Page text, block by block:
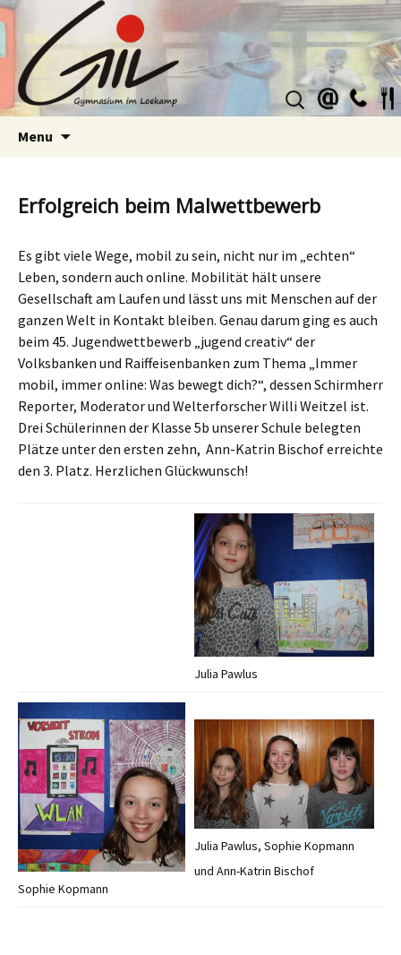
Suchen
nach:
Menu
Erfolgreich beim Malwettbewerb
Es gibt viele Wege, mobil zu sein, nicht nur im „echten“
Leben, sondern auch online. Mobilität hält unsere
Gesellschaft am Laufen und lässt uns mit Menschen auf der
ganzen Welt in Kontakt bleiben. Genau darum ging es auch
beim 45. Jugendwettbewerb „jugend creativ“ der
Volksbanken und Raiffeisenbanken zum Thema „Immer
mobil, immer online: Was bewegt dich?“, dessen Schirmherr
Reporter, Moderator und Welterforscher Willi Weitzel ist.
Drei Schülerinnen der Klasse 5b unserer Schule belegten
Plätze unter den ersten zehn, Ann-Katrin Bischof erreichte
den 3. Platz. Herzlichen Glückwunsch!
Julia Pawlus
Sophie Kopmann
Julia Pawlus, Sophie Kopmann
und Ann-Katrin Bischof